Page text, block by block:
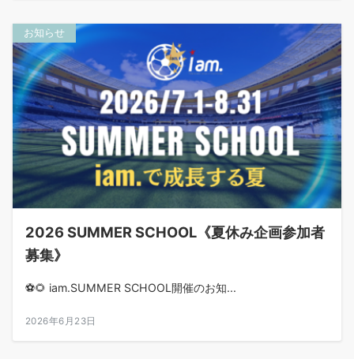
お知らせ
2026 SUMMER SCHOOL《夏休み企画参加者
募集》
⚽🌻 iam.SUMMER SCHOOL開催のお知...
2026年6月23日